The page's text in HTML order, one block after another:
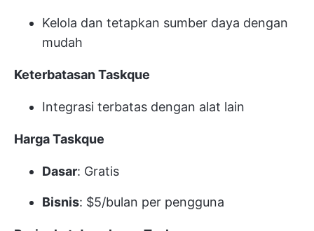
Kelola dan tetapkan sumber daya dengan
mudah
Keterbatasan Taskque
Integrasi terbatas dengan alat lain
Harga Taskque
Dasar: Gratis
Bisnis: $5/bulan per pengguna